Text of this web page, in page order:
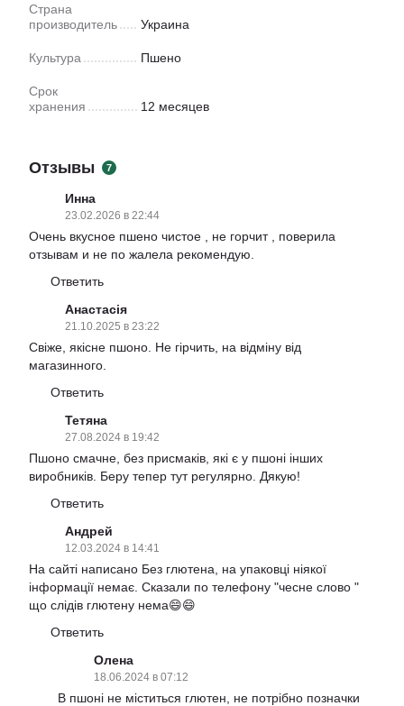
Страна
производитель
Украина
Культура Пшено
Срок
хранения
12 месяцев
Отзывы 7
Инна
23.02.2026 в 22:44
Очень вкусное пшено чистое , не горчит , поверила
отзывам и не по жалела рекомендую.
Ответить
Анастасія
21.10.2025 в 23:22
Свіже, якісне пшоно. Не гірчить, на відміну від
магазинного.
Ответить
Тетяна
27.08.2024 в 19:42
Пшоно смачне, без присмаків, які є у пшоні інших
виробників. Беру тепер тут регулярно. Дякую!
Ответить
Андрей
12.03.2024 в 14:41
На сайті написано Без глютена, на упаковці ніякої
інформації немає. Сказали по телефону "чесне слово "
що слідів глютену нема😄😄
Ответить
Олена
18.06.2024 в 07:12
В пшоні не міститься глютен, не потрібно позначки